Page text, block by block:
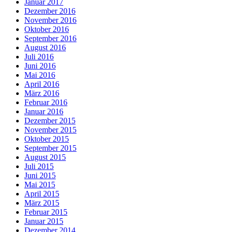
Januar 2017
Dezember 2016
November 2016
Oktober 2016
September 2016
August 2016
Juli 2016
Juni 2016
Mai 2016
April 2016
März 2016
Februar 2016
Januar 2016
Dezember 2015
November 2015
Oktober 2015
September 2015
August 2015
Juli 2015
Juni 2015
Mai 2015
April 2015
März 2015
Februar 2015
Januar 2015